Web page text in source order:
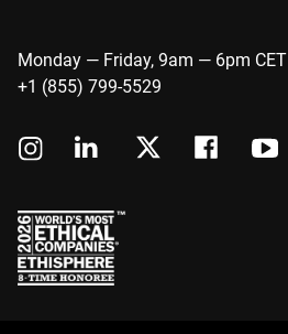
Monday — Friday, 9am — 6pm CET
+1 (855) 799-5529